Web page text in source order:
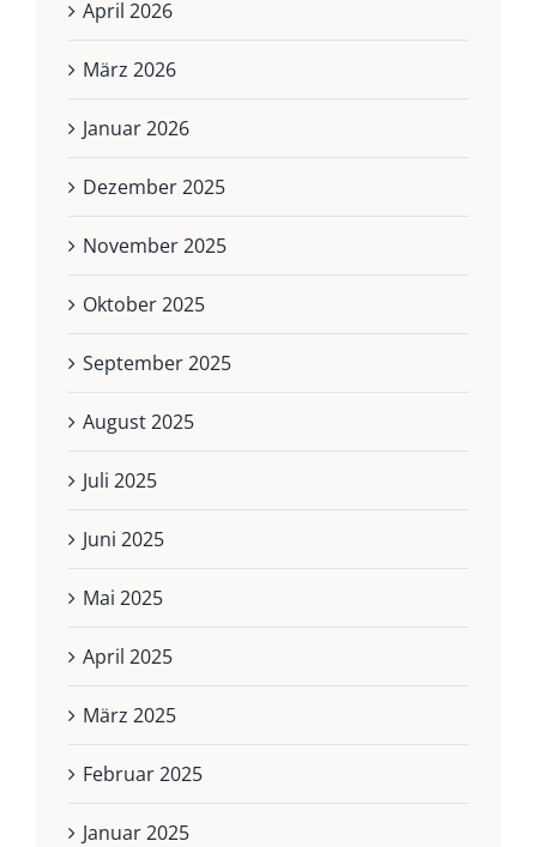
April 2026
März 2026
Januar 2026
Dezember 2025
November 2025
Oktober 2025
September 2025
August 2025
Juli 2025
Juni 2025
Mai 2025
April 2025
März 2025
Februar 2025
Januar 2025